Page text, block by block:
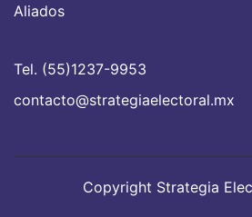
Aliados
Tel. (55)1237-9953
contacto@strategiaelectoral.mx
Copyright Strategia